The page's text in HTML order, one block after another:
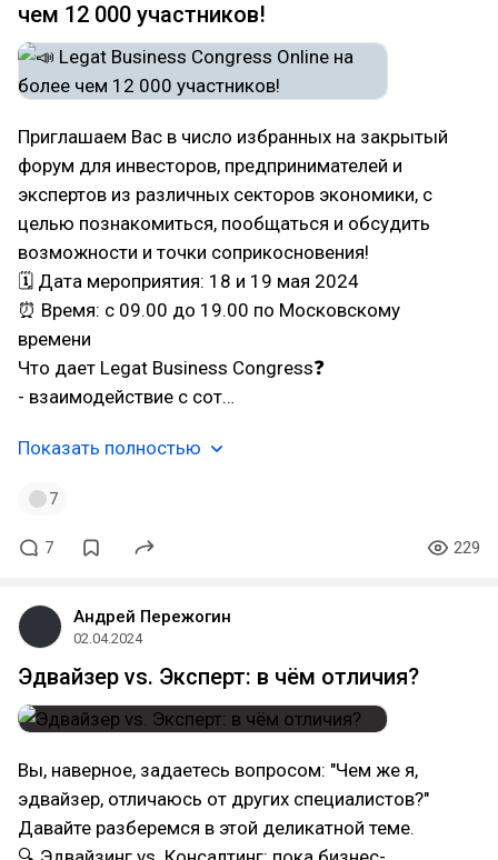
чем 12 000 участников!
Приглашаем Вас в число избранных на закрытый
форум для инвесторов, предпринимателей и
экспертов из различных секторов экономики, с
целью познакомиться, пообщаться и обсудить
возможности и точки соприкосновения!
🗓 Дата мероприятия: 18 и 19 мая 2024
⏰ Время: с 09.00 до 19.00 по Московскому
времени
Что дает Legat Business Congress❓
- взаимодействие с сот…
Показать полностью
7
7 229
Андрей Пережогин
02.04.2024
Эдвайзер vs. Эксперт: в чём отличия?
Вы, наверное, задаетесь вопросом: "Чем же я,
эдвайзер, отличаюсь от других специалистов?"
Давайте разберемся в этой деликатной теме.